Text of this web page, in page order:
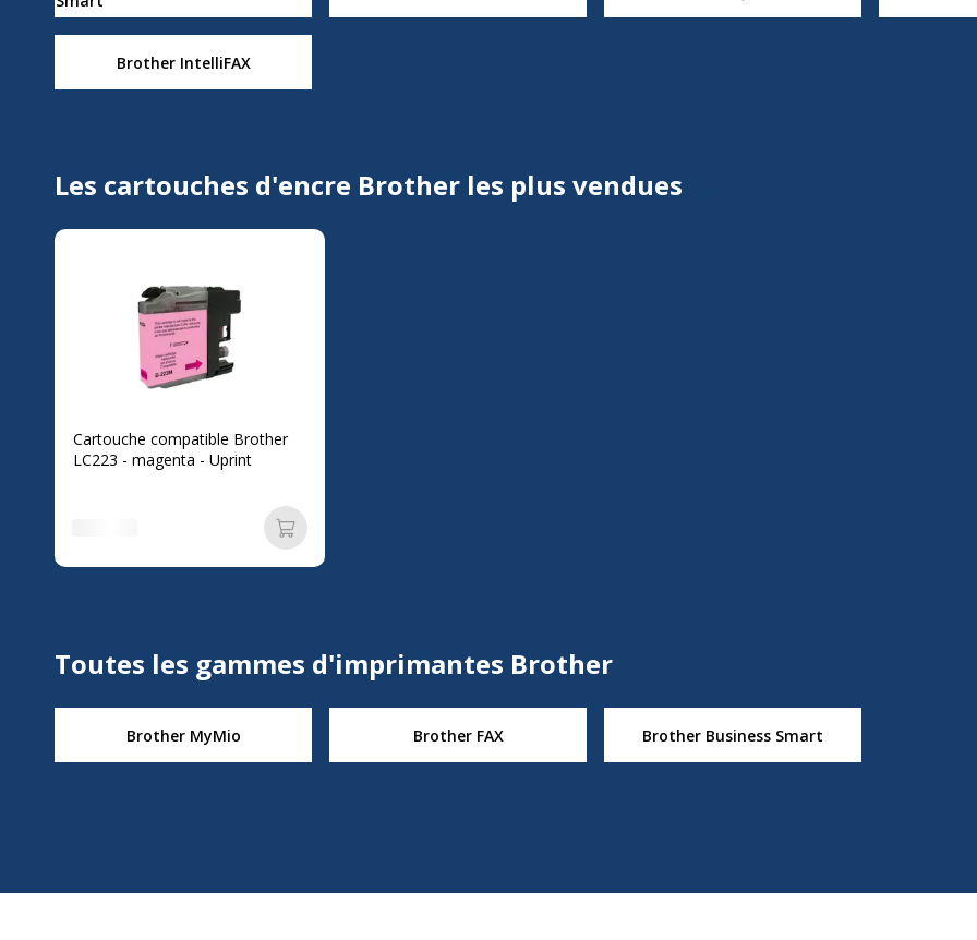
Brother IntelliFAX
Les cartouches d'encre Brother les plus vendues
Cartouche compatible Brother
LC223 - magenta - Uprint
Ajouter au panier
Toutes les gammes d'imprimantes Brother
Brother MyMio Brother FAX Brother Business Smart